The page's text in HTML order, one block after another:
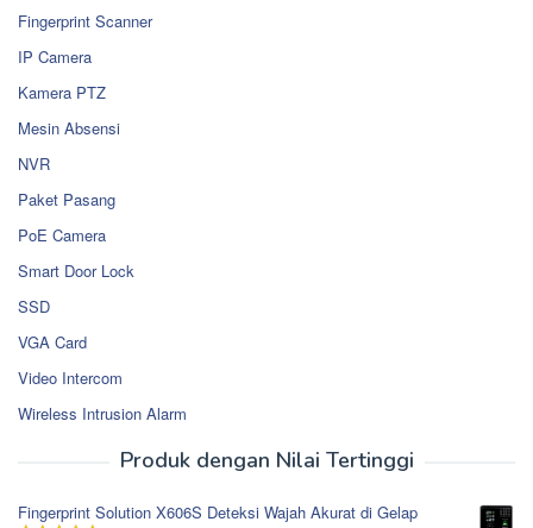
Fingerprint Scanner
IP Camera
Kamera PTZ
Mesin Absensi
NVR
Paket Pasang
PoE Camera
Smart Door Lock
SSD
VGA Card
Video Intercom
Wireless Intrusion Alarm
Produk dengan Nilai Tertinggi
Fingerprint Solution X606S Deteksi Wajah Akurat di Gelap